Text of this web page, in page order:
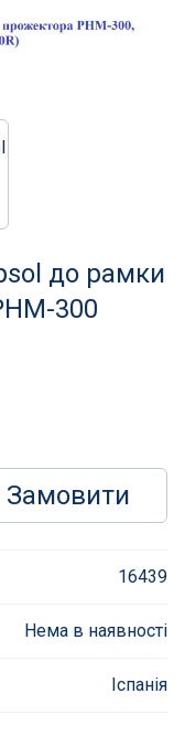
до рамки
300
16439
Нема в наявності
Іспанія
Замовити